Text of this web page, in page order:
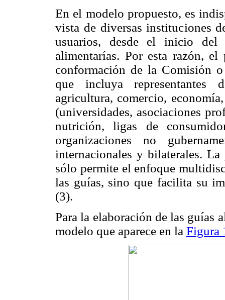
En el modelo propuesto, es
vista de diversas instituciones
usuarios, desde el inicio del
alimentarías. Por esta razón,
conformación de la Comisión
que incluya representantes
agricultura, comercio,
(universidades, asociaciones
nutrición, ligas de
organizaciones no
internacionales y bilaterales.
sólo permite el enfoque
las guías, sino que facilita su
(3).
Para la elaboración de las guías
modelo que aparece en la Figura